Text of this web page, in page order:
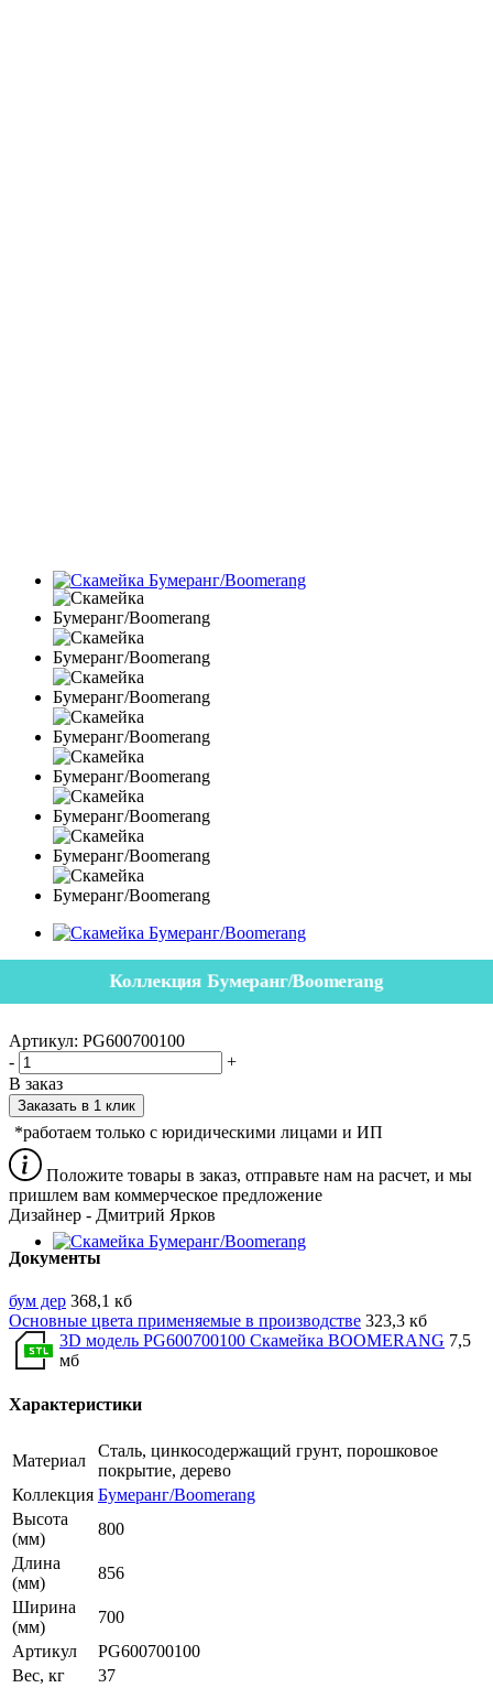
Коллекция Бумеранг/Boomerang
Артикул: PG600700100
-
+
В заказ
Заказать в 1 клик
*работаем только с юридическими лицами и ИП
Положите товары в заказ, отправьте нам на расчет, и мы
пришлем вам коммерческое предложение
Дизайнер - Дмитрий Ярков
Документы
бум дер 368,1 кб
Основные цвета применяемые в производстве 323,3 кб
3D модель PG600700100 Скамейка BOOMERANG 7,5
мб
Характеристики
Материал
Сталь, цинкосодержащий грунт, порошковое
покрытие, дерево
Коллекция Бумеранг/Boomerang
Высота
(мм)
800
Длина
(мм)
856
Ширина
(мм)
700
Артикул
PG600700100
Вес, кг
37